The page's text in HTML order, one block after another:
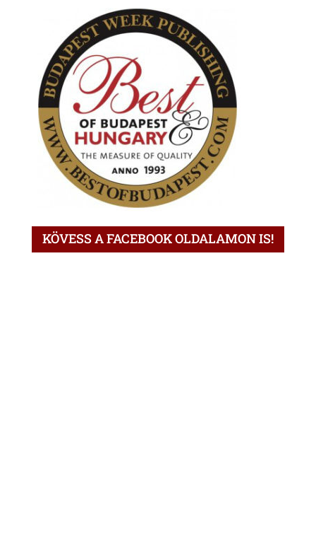
KÖVESS A FACEBOOK OLDALAMON IS!